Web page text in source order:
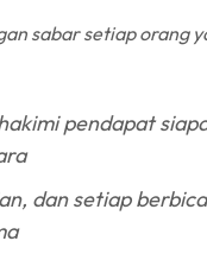
sabar setiap orang
pendapat
dan setiap